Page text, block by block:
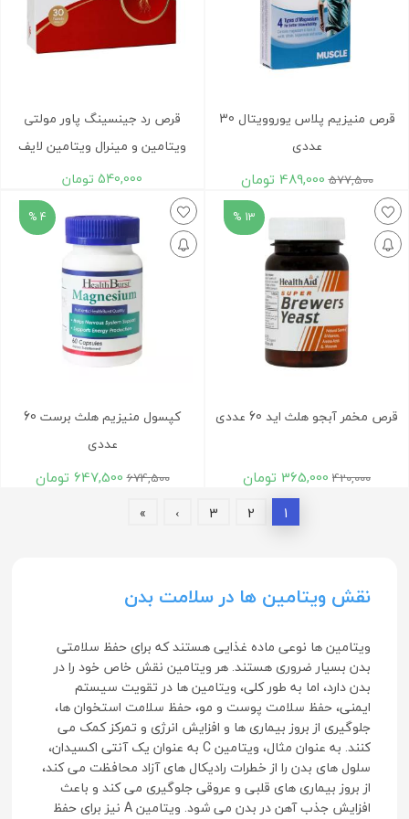
قرص منیزیم پلاس یوروویتال 30
عددی
577,500
489,000 تومان
قرص رد جینسینگ پاور مولتی
ویتامین و مینرال ویتامین لایف
540,000 تومان
13 %
قرص مخمر آبجو هلث اید 60 عددی
420,000
365,000 تومان
4 %
کپسول منیزیم هلث برست 60
عددی
674,500
647,500 تومان
1
2
3
›
»
نقش ویتامین ها در سلامت بدن
ویتامین ها نوعی ماده غذایی هستند که برای حفظ سلامتی
بدن بسیار ضروری هستند. هر ویتامین نقش خاص خود را در
بدن دارد، اما به طور کلی، ویتامین ها در تقویت سیستم
ایمنی، حفظ سلامت پوست و مو، حفظ سلامت استخوان ها،
جلوگیری از بروز بیماری ها و افزایش انرژی و تمرکز کمک می
کنند. به عنوان مثال، ویتامین C به عنوان یک آنتی اکسیدان،
سلول های بدن را از خطرات رادیکال های آزاد محافظت می کند،
از بروز بیماری های قلبی و عروقی جلوگیری می کند و باعث
افزایش جذب آهن در بدن می شود. ویتامین A نیز برای حفظ